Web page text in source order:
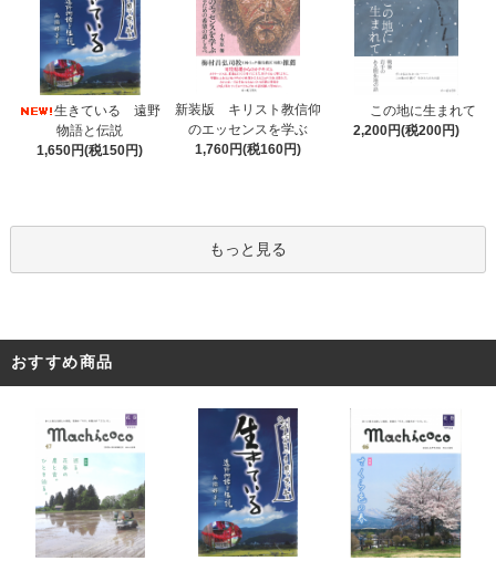
生きている 遠野
物語と伝説
1,650円(税150円)
新装版 キリスト教信仰
のエッセンスを学ぶ
1,760円(税160円)
この地に生まれて
2,200円(税200円)
もっと見る
おすすめ商品